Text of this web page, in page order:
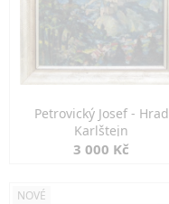
Petrovický Josef - Hrad
Karlštejn
3 000 Kč
NOVÉ